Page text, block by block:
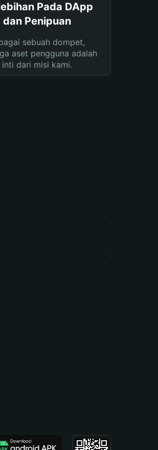
Pada DApp
dan Penipuan
sebuah dompet,
aset pengguna adalah
inti dari misi kami.